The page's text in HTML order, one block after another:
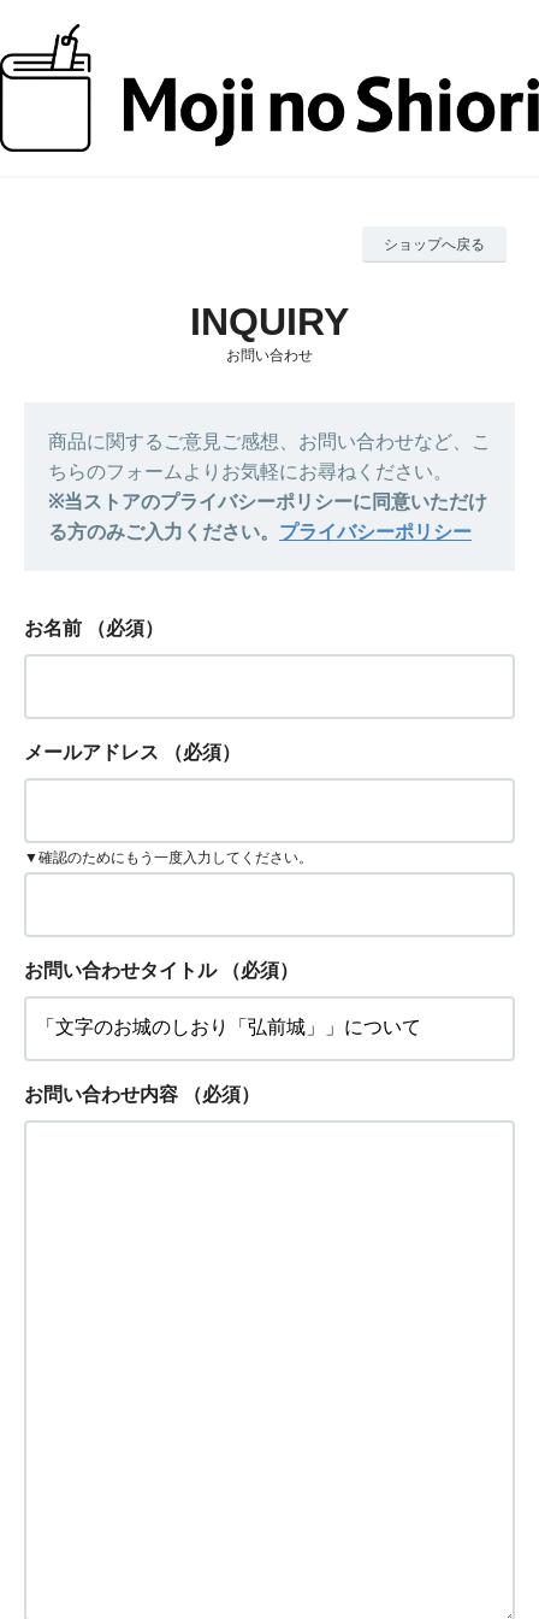
ショップへ戻る
お問い合わせ
商品に関するご意見ご感想、お問い合わせなど、こ
ちらのフォームよりお気軽にお尋ねください。
※当ストアのプライバシーポリシーに同意いただけ
る方のみご入力ください。 プライバシーポリシー
お名前 （必須）
メールアドレス （必須）
▼確認のためにもう一度入力してください。
お問い合わせタイトル （必須）
お問い合わせ内容 （必須）